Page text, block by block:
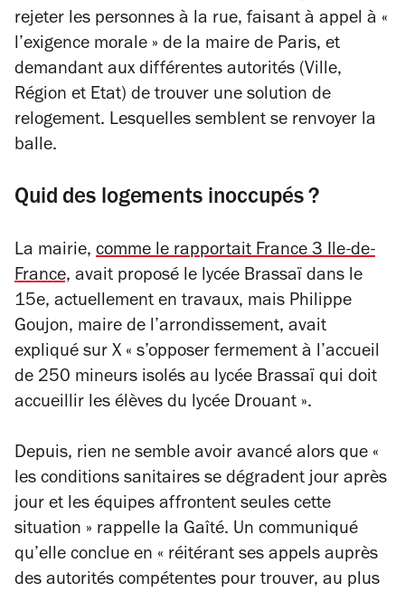
rejeter les personnes à la rue, faisant à appel à «
l’exigence morale » de la maire de Paris, et
demandant aux différentes autorités (Ville,
Région et Etat) de trouver une solution de
relogement. Lesquelles semblent se renvoyer la
balle.
Quid des logements inoccupés ?
La mairie, comme le rapportait France 3 Ile-de-
France, avait proposé le lycée Brassaï dans le
15e, actuellement en travaux, mais Philippe
Goujon, maire de l’arrondissement, avait
expliqué sur X « s’opposer fermement à l’accueil
de 250 mineurs isolés au lycée Brassaï qui doit
accueillir les élèves du lycée Drouant ».
Depuis, rien ne semble avoir avancé alors que «
les conditions sanitaires se dégradent jour après
jour et les équipes affrontent seules cette
situation » rappelle la Gaîté. Un communiqué
qu’elle conclue en « réitérant ses appels auprès
des autorités compétentes pour trouver, au plus